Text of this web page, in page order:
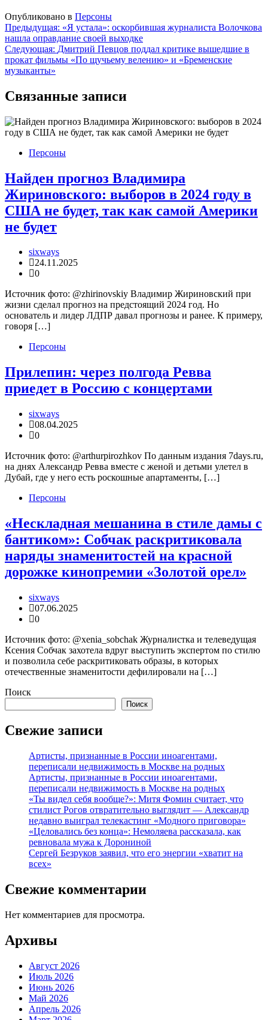
Опубликовано в Персоны
Навигация
по
записям
Предыдущая: «Я устала»: оскорбившая журналиста Волочкова
нашла оправдание своей выходке
Следующая: Дмитрий Певцов поддал критике вышедшие в
прокат фильмы «По щучьему велению» и «Бременские
музыканты»
Связанные записи
Персоны
Найден прогноз Владимира
Жириновского: выборов в 2024 году в
США не будет, так как самой Америки
не будет
sixways
24.11.2025
0
Источник фото: @zhirinovskiy Владимир Жириновский при
жизни сделал прогноз на предстоящий 2024 год. Но
основатель и лидер ЛДПР давал прогнозы и ранее. К примеру,
говоря […]
Персоны
Прилепин: через полгода Ревва
приедет в Россию с концертами
sixways
08.04.2025
0
Источник фото: @arthurpirozhkov По данным издания 7days.ru,
на днях Александр Ревва вместе с женой и детьми улетел в
Дубай, где у него есть роскошные апартаменты, […]
Персоны
«Нескладная мешанина в стиле дамы с
бантиком»: Собчак раскритиковала
наряды знаменитостей на красной
дорожке кинопремии «Золотой орел»
sixways
07.06.2025
0
Источник фото: @xenia_sobchak Журналистка и телеведущая
Ксения Собчак захотела вдруг выступить экспертом по стилю
и позволила себе раскритиковать образы, в которых
отечественные знаменитости дефилировали на […]
Поиск
Поиск
Свежие записи
Артисты, признанные в России иноагентами,
переписали недвижимость в Москве на родных
Артисты, признанные в России иноагентами,
переписали недвижимость в Москве на родных
«Ты видел себя вообще?»: Митя Фомин считает, что
стилист Рогов отвратительно выглядит — Александр
недавно выиграл телекастинг «Модного приговора»
«Целовались без конца»: Немоляева рассказала, как
ревновала мужа к Дорониной
Сергей Безруков заявил, что его энергии «хватит на
всех»
Свежие комментарии
Нет комментариев для просмотра.
Архивы
Август 2026
Июль 2026
Июнь 2026
Май 2026
Апрель 2026